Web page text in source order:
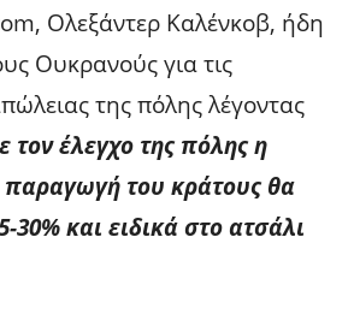
Ολεξάντερ Καλένκοβ, ήδη
Ουκρανούς για τις
της πόλης λέγοντας
τον έλεγχο της πόλης η
παραγωγή του κράτους θα
30% και ειδικά στο ατσάλι